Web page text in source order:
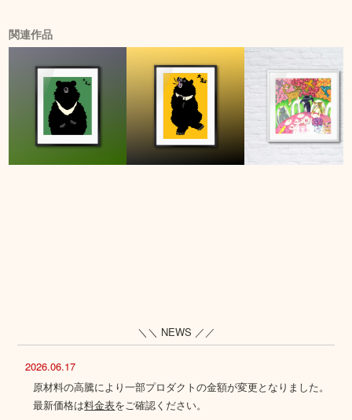
関連作品
＼＼ NEWS ／／
2026.06.17
原材料の高騰により一部プロダクトの金額が変更となりました。
最新価格は料金表をご確認ください。